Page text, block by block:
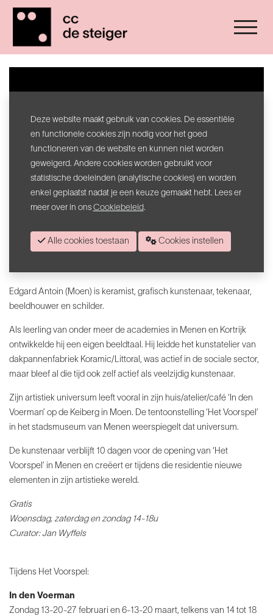
Edgard Antoin: Het Voorspel
12/02/22 - 20/03/22
Edgard Antoin (Moen) is keramist, grafisch kunstenaar, tekenaar,
beeldhouwer en schilder.
Als leerling van onder meer de academies in Menen en Kortrijk
ontwikkelde hij een eigen beeldtaal. Hij leidde het kunstatelier van
dakpannenfabriek Koramic/Littoral, was actief in de sociale sector,
maar bleef al die tijd ook zelf actief als veelzijdig kunstenaar.
Zijn artistiek universum leeft vooral in zijn huis/atelier/café ‘In den
Voerman’ op de Keiberg in Moen. De tentoonstelling ‘Het Voorspel’
in het stadsmuseum van Menen weerspiegelt dat universum.
De kunstenaar verblijft 10 dagen voor de opening van ‘Het
Voorspel’ in Menen en creëert er tijdens die residentie nieuwe
elementen in zijn artistieke wereld.
Gratis
Woensdag, zaterdag en zondag 14-18u
Curator: Jan Wyffels
Tijdens Het Voorspel:
In den Voerman
Zondag 13-20-27 februari en 6-13-20 maart, telkens van 14 tot 18
Deze website maakt gebruik van cookies. De essentiële
en functionele cookies zijn nodig voor het goed
functioneren van de website en kunnen niet worden
geweigerd. Andere cookies worden gebruikt voor
statistische doeleinden (analytische cookies) en worden
enkel geplaatst nadat je een keuze gemaakt hebt. Lees er
meer over in ons Cookiebeleid.
Alle cookies toestaan Cookies instellen